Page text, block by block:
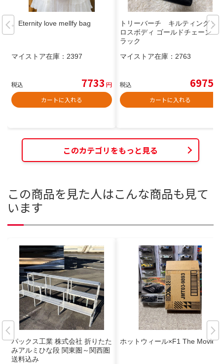
。Eternity love mellfy bag
マイストア在庫： 2397
税込 7733 円
カートに入れる
トリーバーチ キルティング ク
ロスボディ ゴールドチェーン ブ
ラック
マイストア在庫： 2763
税込 6975
カートに入れる
このカテゴリをもっと見る
この商品を見た人はこんな商品も見て
います
パックス工業 株式会社 折りたた
みアルミひな段 関東圏～関西圏
送料込み
ホットウィール×F1 The Movie